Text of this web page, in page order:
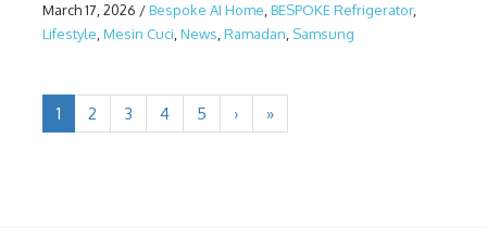
March 17, 2026 /Bespoke AI Home,BESPOKE Refrigerator,
Lifestyle,Mesin Cuci,News,Ramadan, Samsung
1 2 3 4 5 › »